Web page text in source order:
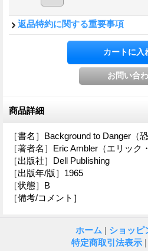
返品特約に関する重要事項
商品詳細
［書名］Background to Danger（
［著者名］Eric Ambler（エリック
［出版社］Dell Publishing
［出版年/版］1965
［状態］B
［備考/コメント］
ホーム | ショッピ
特定商取引法表示 |